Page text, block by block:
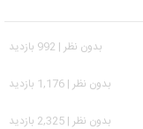
بدون نظر | 992 بازدید
بدون نظر | 1,176 بازدید
بدون نظر | 2,325 بازدید